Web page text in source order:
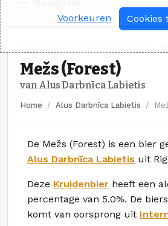
Mežs (Forest)
van Alus Darbnīca Labietis
Home Alus Darbnīca Labietis
De Mežs (Forest) is een bier
Alus Darbnīca Labietis uit
Deze Kruidenbier heeft een
percentage van 5.0%. De
komt van oorsprong uit
Voorkeuren Cookies